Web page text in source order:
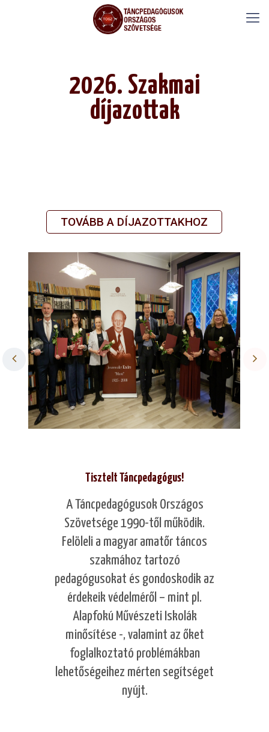
2026. Szakmai
díjazottak
TOVÁBB A DÍJAZOTTAKHOZ
Tisztelt Táncpedagógus!
A Táncpedagógusok Országos
Szövetsége 1990-től működik.
Felöleli a magyar amatőr táncos
szakmához tartozó
pedagógusokat és gondoskodik az
érdekeik védelméről – mint pl.
Alapfokú Művészeti Iskolák
minősítése -, valamint az őket
foglalkoztató problémákban
lehetőségeihez mérten segítséget
nyújt.